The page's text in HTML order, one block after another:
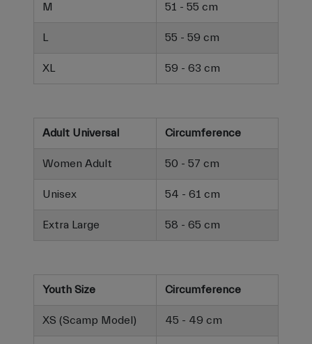
M 51 - 55 cm
L 55 - 59 cm
XL 59 - 63 cm
Adult Universal Circumference
Women Adult 50 - 57 cm
Unisex 54 - 61 cm
Extra Large 58 - 65 cm
Youth Size Circumference
XS (Scamp Model) 45 - 49 cm